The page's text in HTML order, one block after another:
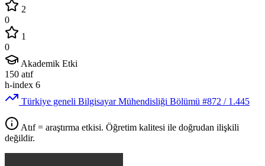
2
0
1
0
Akademik Etki
150 atıf
h-index 6
Türkiye geneli Bilgisayar Mühendisliği Bölümü #872 / 1.445
Atıf = araştırma etkisi. Öğretim kalitesi ile doğrudan ilişkili
değildir.